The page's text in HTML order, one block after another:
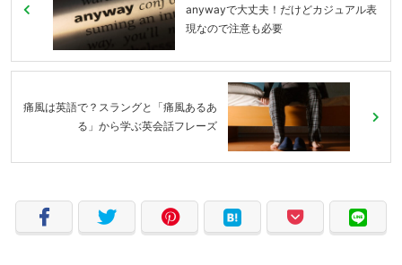
anywayで大丈夫！だけどカジュアル表
現なので注意も必要
痛風は英語で？スラングと「痛風あるあ
る」から学ぶ英会話フレーズ